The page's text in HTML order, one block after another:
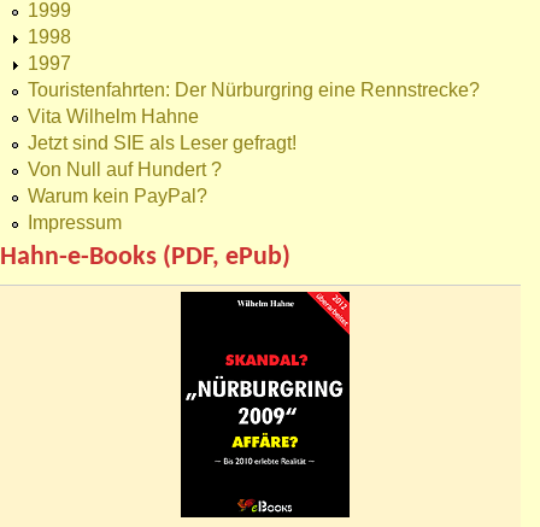
1999
1998
1997
Touristenfahrten: Der Nürburgring eine Rennstrecke?
Vita Wilhelm Hahne
Jetzt sind SIE als Leser gefragt!
Von Null auf Hundert ?
Warum kein PayPal?
Impressum
Hahn-e-Books (PDF, ePub)